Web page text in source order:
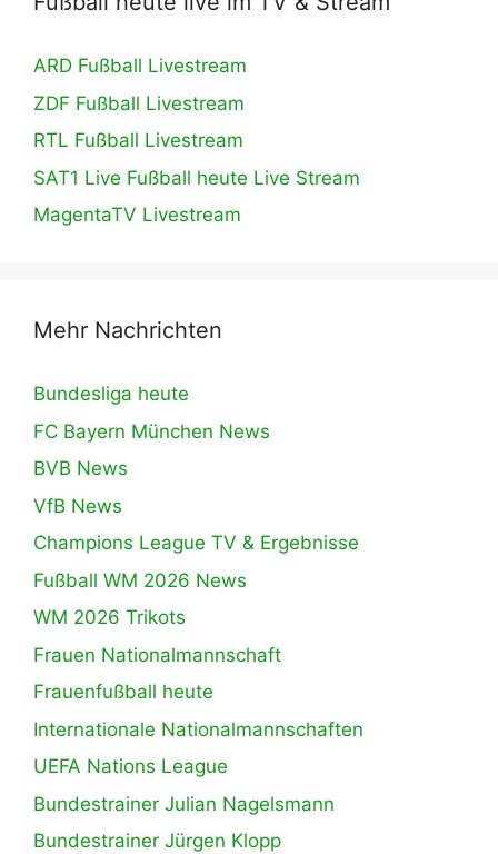
ARD Fußball Livestream
ZDF Fußball Livestream
RTL Fußball Livestream
SAT1 Live Fußball heute Live Stream
MagentaTV Livestream
Mehr Nachrichten
Bundesliga heute
FC Bayern München News
BVB News
VfB News
Champions League TV & Ergebnisse
Fußball WM 2026 News
WM 2026 Trikots
Frauen Nationalmannschaft
Frauenfußball heute
Internationale Nationalmannschaften
UEFA Nations League
Bundestrainer Julian Nagelsmann
Bundestrainer Jürgen Klopp